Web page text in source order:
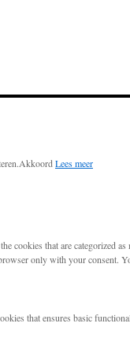
Akkoord Lees meer
that are
only with your
that ensures basic